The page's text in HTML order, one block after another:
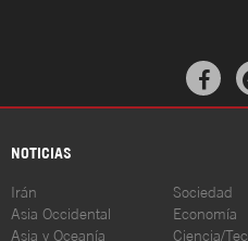
NOTICIAS
Irán
Asia Occidental
Asia y Oceanía
Sociedad
Economía
Ciencia/Tec